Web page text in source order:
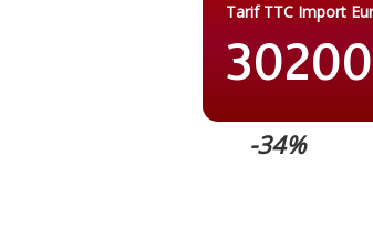
Tarif TTC Import
-34%